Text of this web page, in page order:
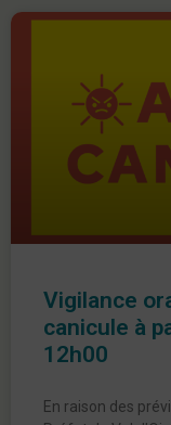
Vigilance
canicule à
12h00
En raison des